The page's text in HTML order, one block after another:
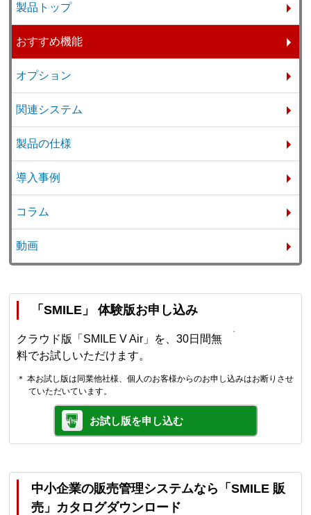
製品トップ
おすすめ機能
オプション
関連システム
製品の仕様
導入事例
コラム
動画
「SMILE」 体験版お申し込み
クラウド版「SMILE V Air」を、30日間無
料でお試しいただけます。
＊ 本お試し版は同業他社様、個人のお客様からのお申し込みはお断りさせ
ていただいています。
お試し版を申し込む
中小企業の販売管理システムなら「SMILE 販
売」カタログダウンロード